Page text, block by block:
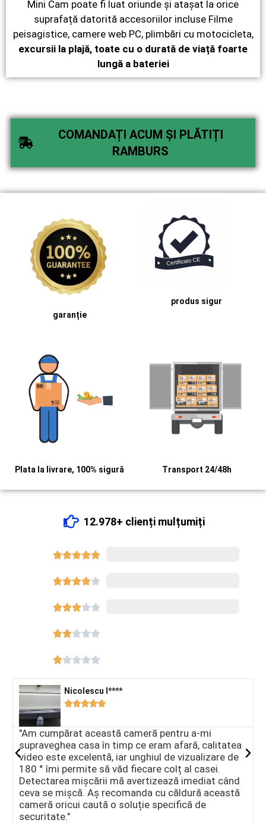
Mini Cam poate fi luat oriunde și atașat la orice
suprafață datorită accesoriilor incluse Filme
peisagistice, camere web PC, plimbări cu motocicleta,
excursii la plajă, toate cu o durată de viață foarte
lungă a bateriei
COMANDAȚI ACUM ȘI PLĂTIȚI
RAMBURS
garanție
produs sigur
Plata la livrare, 100% sigură Transport 24/48h
12.978+ clienți mulțumiți





Nicolescu I****​

"Am cumpărat această cameră pentru a-mi
supraveghea casa în timp ce eram afară, calitatea
video este excelentă, iar unghiul de vizualizare de
180 ° îmi permite să văd fiecare colț al casei.
Detectarea mișcării mă avertizează imediat când
ceva se mișcă. Aș recomanda cu căldură această
cameră oricui caută o soluție specifică de
securitate."